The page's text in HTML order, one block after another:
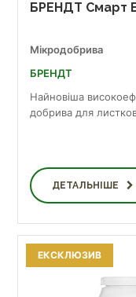
БРЕНДТ Смарт
Мікродобрива
БРЕНДТ
Найновіша
добрива для
ДЕТАЛЬНІШЕ
ЕКСКЛЮЗИВ